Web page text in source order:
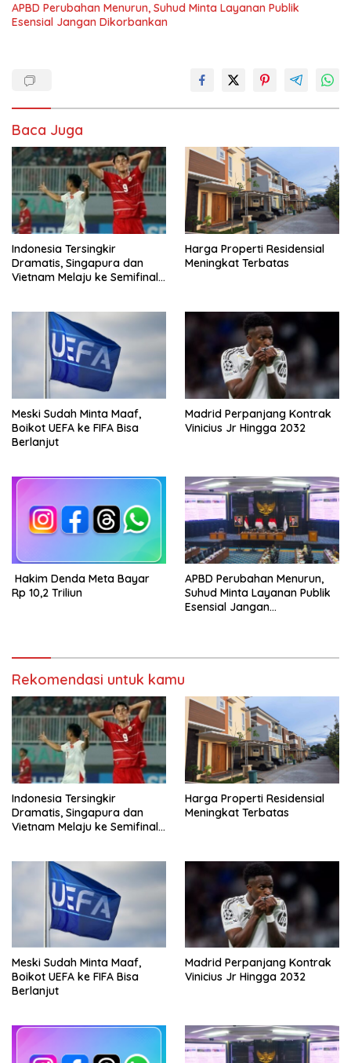
APBD Perubahan Menurun, Suhud Minta Layanan Publik
Esensial Jangan Dikorbankan
Baca Juga
Indonesia Tersingkir
Dramatis, Singapura dan
Vietnam Melaju ke Semifinal
Harga Properti Residensial
Meningkat Terbatas
Meski Sudah Minta Maaf,
Boikot UEFA ke FIFA Bisa
Berlanjut
Madrid Perpanjang Kontrak
Vinicius Jr Hingga 2032
Hakim Denda Meta Bayar
Rp 10,2 Triliun
APBD Perubahan Menurun,
Suhud Minta Layanan Publik
Esensial Jangan
Rekomendasi untuk kamu
Indonesia Tersingkir
Dramatis, Singapura dan
Vietnam Melaju ke Semifinal
Harga Properti Residensial
Meningkat Terbatas
Meski Sudah Minta Maaf,
Boikot UEFA ke FIFA Bisa
Berlanjut
Madrid Perpanjang Kontrak
Vinicius Jr Hingga 2032